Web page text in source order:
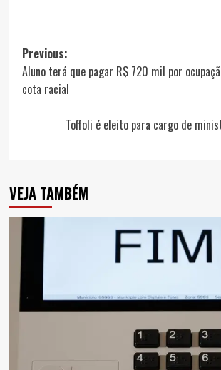
Post
navigation
Previous:
Aluno terá que pagar R$ 720 mil por
cota racial
Toffoli é eleito para cargo de
VEJA TAMBÉM